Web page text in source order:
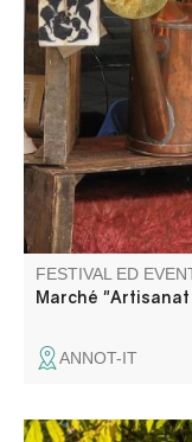
I mercati proposti
produttori e
direttamente
laboratori nelle
FESTIVAL ED
Marché "Artisanat
ANNOT-IT